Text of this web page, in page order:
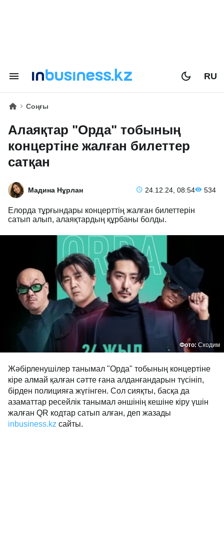
RU
Соңғы
Алаяқтар "Орда" тобының
концертіне жалған билеттер
сатқан
Мадина Нұрлан 24.12.24, 08:54 534
Елорда тұрғындары концерттің жалған билеттерін
сатып алып, алаяқтардың құрбаны болды.
Фото: Сходим
Жәбірленушілер танымал "Орда" тобының концертіне
кіре алмай қалған сәтте ғана алданғандарын түсініп,
бірден полицияға жүгінген. Сол сияқты, басқа да
азаматтар ресейлік танымал әншінің кешіне кіру үшін
жалған QR кодтар сатып алған, деп жазады
inbusiness.kz сайты.